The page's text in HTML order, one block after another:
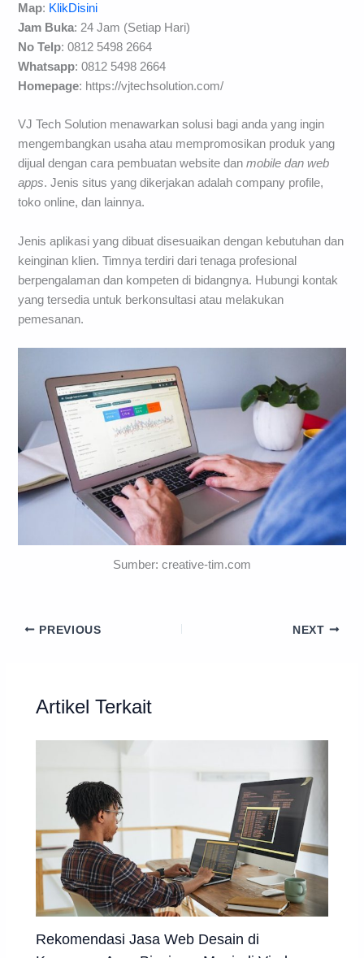
Map: KlikDisini
Jam Buka: 24 Jam (Setiap Hari)
No Telp: 0812 5498 2664
Whatsapp: 0812 5498 2664
Homepage: https://vjtechsolution.com/
VJ Tech Solution menawarkan solusi bagi anda yang ingin
mengembangkan usaha atau mempromosikan produk yang
dijual dengan cara pembuatan website danmobile dan web
apps. Jenis situs yang dikerjakan adalah company profile,
toko online, dan lainnya.
Jenis aplikasi yang dibuat disesuaikan dengan kebutuhan dan
keinginan klien. Timnya terdiri dari tenaga profesional
berpengalaman dan kompeten di bidangnya. Hubungi kontak
yang tersedia untuk berkonsultasi atau melakukan
pemesanan.
Sumber: creative-tim.com
PREVIOUS NEXT
Artikel Terkait
Rekomendasi Jasa Web Desain di